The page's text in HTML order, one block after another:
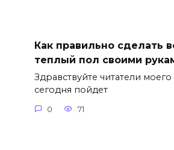
Как правильно сделать
теплый пол своими
Здравствуйте читатели моего
сегодня пойдет
0 71